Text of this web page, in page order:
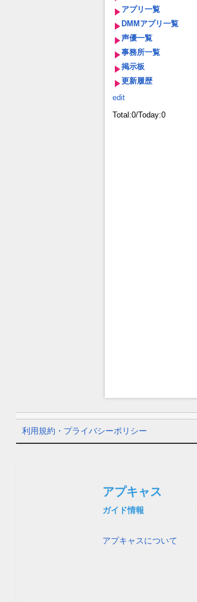
アプリ一覧
DMMアプリ一覧
声優一覧
事務所一覧
掲示板
更新履歴
edit
Total:0/Today:0
利用規約・プライバシーポリシー
アプキャス
ガイド情報
アプキャスについて